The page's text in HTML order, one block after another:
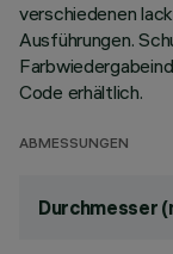
verschiedenen
Ausführungen.
Code erhältlich.
ABMESSUNGEN
Durchmesser